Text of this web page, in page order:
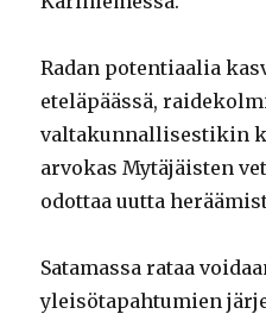
Radan potentiaalia
eteläpäässä,
valtakunnallisestikin
arvokas Mytäjäisten
odottaa uutta
Satamassa rataa
yleisötapahtumien